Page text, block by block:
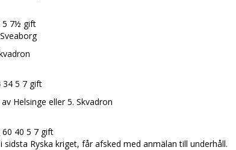
5 7½ gift
34 5 7 gift
Helsinge eller 5. Skvadron
40 5 7 gift
Ryska kriget, får afsked med anmälan till underhåll.